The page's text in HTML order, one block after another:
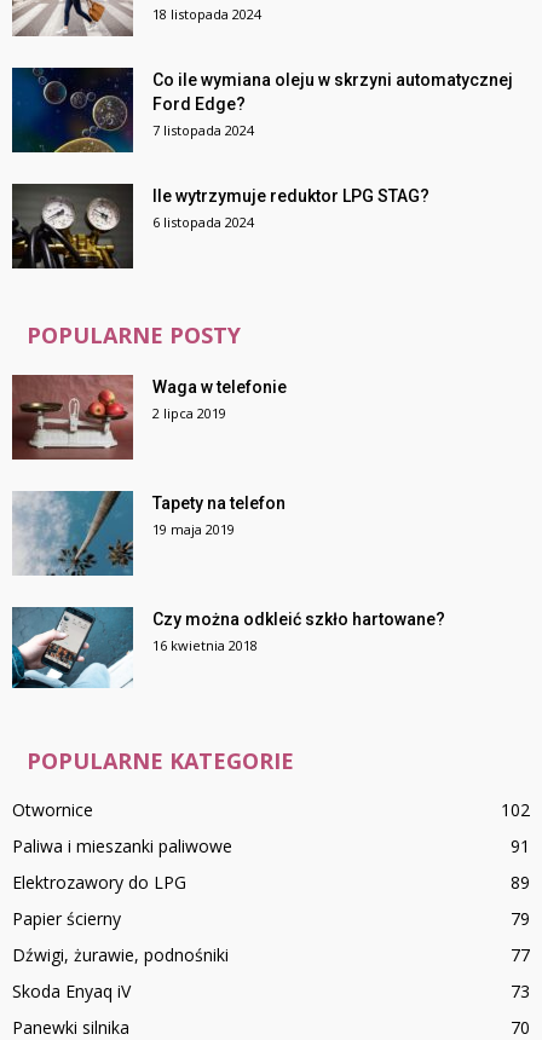
18 listopada 2024
Co ile wymiana oleju w skrzyni automatycznej
Ford Edge?
7 listopada 2024
Ile wytrzymuje reduktor LPG STAG?
6 listopada 2024
POPULARNE POSTY
Waga w telefonie
2 lipca 2019
Tapety na telefon
19 maja 2019
Czy można odkleić szkło hartowane?
16 kwietnia 2018
POPULARNE KATEGORIE
Otwornice
102
Paliwa i mieszanki paliwowe
91
Elektrozawory do LPG
89
Papier ścierny
79
Dźwigi, żurawie, podnośniki
77
Skoda Enyaq iV
73
Panewki silnika
70